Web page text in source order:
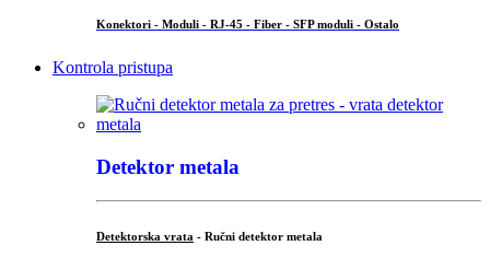
Konektori - Moduli - RJ-45 - Fiber - SFP moduli - Ostalo
Kontrola pristupa
Detektor metala
Detektorska vrata - Ručni detektor metala